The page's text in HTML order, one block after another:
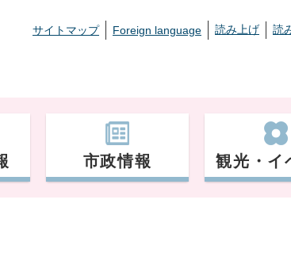
サイトマップ Foreign language 読み上げ 読
市政情報 観光・イ